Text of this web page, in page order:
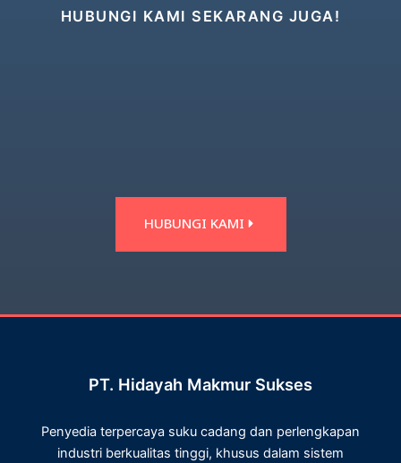
HUBUNGI KAMI SEKARANG JUGA!
HUBUNGI KAMI
PT. Hidayah Makmur Sukses
Penyedia terpercaya suku cadang dan perlengkapan
industri berkualitas tinggi, khusus dalam sistem